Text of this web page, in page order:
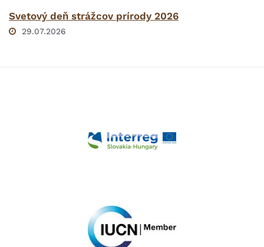
Svetový deň strážcov prírody 2026
29.07.2026